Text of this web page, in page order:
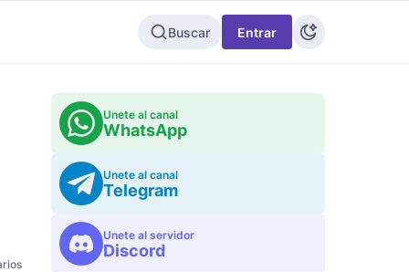
Buscar Entrar
Unete al canal
WhatsApp
Unete al canal
Telegram
Unete al servidor
Discord